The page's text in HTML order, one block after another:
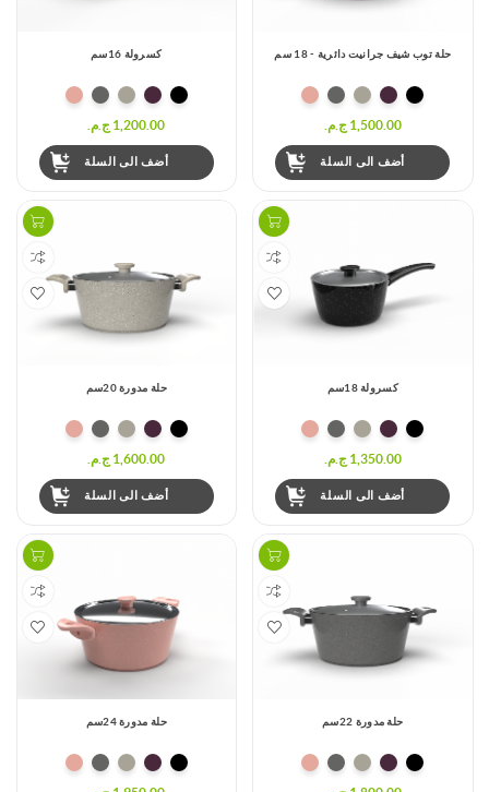
حلة توب شيف جرانيت دائرية - 18 سم
1,500.00 ج.م.‏
أضف الى السلة
كسرولة 16سم
1,200.00 ج.م.‏
أضف الى السلة
كسرولة 18سم
1,350.00 ج.م.‏
أضف الى السلة
حلة مدورة 20سم
1,600.00 ج.م.‏
أضف الى السلة
حلة مدورة 22سم حلة مدورة 24سم